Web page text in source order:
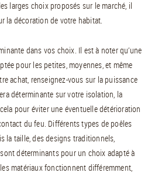
larges choix proposés sur le marché, il
la décoration de votre habitat.
dans vos choix. Il est à noter qu’une
pour les petites, moyennes, et même
achat, renseignez-vous sur la puissance
déterminante sur votre isolation, la
pour éviter une éventuelle détérioration
du feu. Différents types de poêles
la taille, des designs traditionnels,
déterminants pour un choix adapté à
matériaux fonctionnent différemment,